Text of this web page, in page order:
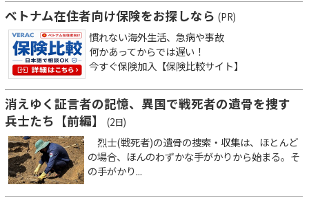
ベトナム在住者向け保険をお探しなら (PR)
慣れない海外生活、急病や事故
何かあってからでは遅い！
今すぐ保険加入【保険比較サイト】
消えゆく証言者の記憶、異国で戦死者の遺骨を捜す
兵士たち【前編】
(2日)
烈士(戦死者)の遺骨の捜索・収集は、ほとんど
の場合、ほんのわずかな手がかりから始まる。そ
の手がかり...